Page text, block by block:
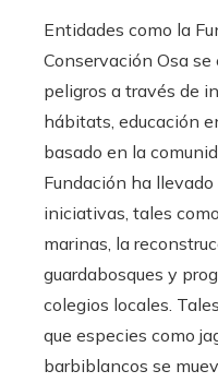
Entidades como la
Conservación Osa
peligros a través de
hábitats, educación
basado en la
Fundación ha
iniciativas, tales
marinas, la
guardabosques y
colegios locales.
que especies como
barbiblancos se